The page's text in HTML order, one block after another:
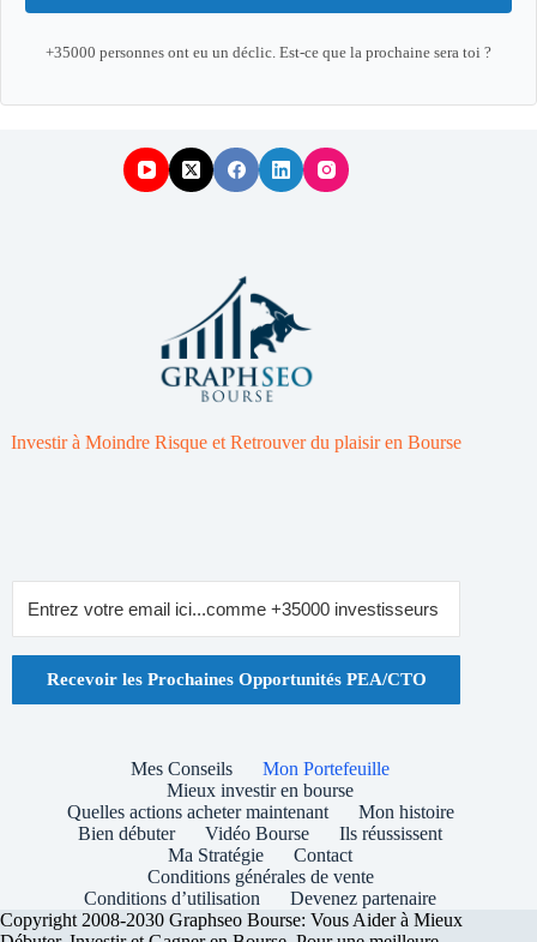
+35000 personnes ont eu un déclic. Est-ce que la prochaine sera toi ?
Investir à Moindre Risque et Retrouver du plaisir en Bourse
Recevoir les Prochaines Opportunités PEA/CTO
Mes Conseils
Mon Portefeuille
Mieux investir en bourse
Quelles actions acheter maintenant
Mon histoire
Bien débuter
Vidéo Bourse
Ils réussissent
Ma Stratégie
Contact
Conditions générales de vente
Conditions d’utilisation
Devenez partenaire
Copyright 2008-2030 Graphseo Bourse: Vous Aider à Mieux